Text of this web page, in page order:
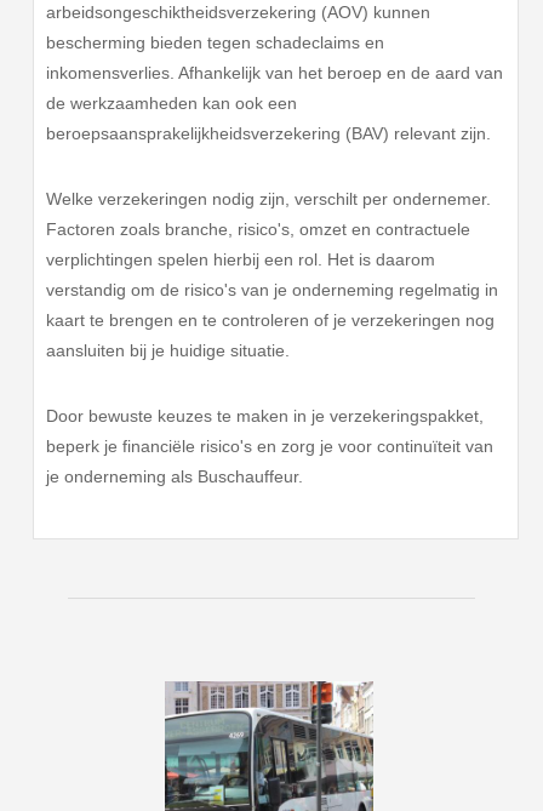
arbeidsongeschiktheidsverzekering (AOV) kunnen
bescherming bieden tegen schadeclaims en
inkomensverlies. Afhankelijk van het beroep en de aard van
de werkzaamheden kan ook een
beroepsaansprakelijkheidsverzekering (BAV) relevant zijn.
Welke verzekeringen nodig zijn, verschilt per ondernemer.
Factoren zoals branche, risico's, omzet en contractuele
verplichtingen spelen hierbij een rol. Het is daarom
verstandig om de risico's van je onderneming regelmatig in
kaart te brengen en te controleren of je verzekeringen nog
aansluiten bij je huidige situatie.
Door bewuste keuzes te maken in je verzekeringspakket,
beperk je financiële risico's en zorg je voor continuïteit van
je onderneming als Buschauffeur.